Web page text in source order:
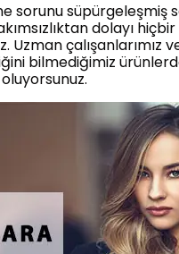
sorunu süpürgeleşmiş
dolayı
Uzman
bilmediğimiz